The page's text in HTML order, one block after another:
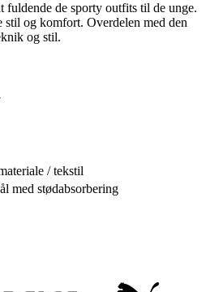
fuldende de sporty outfits til de unge.
og komfort. Overdelen med den
og stil.
/ tekstil
med stødabsorbering